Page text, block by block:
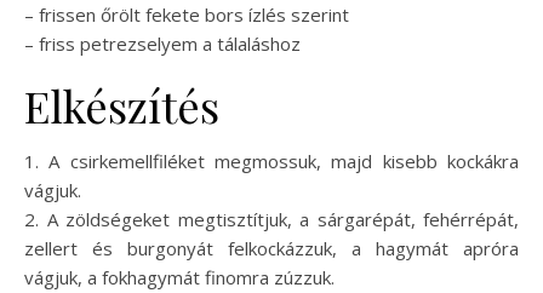
– frissen őrölt fekete bors ízlés szerint
– friss petrezselyem a tálaláshoz
Elkészítés
1. A csirkemellfiléket megmossuk, majd kisebb kockákra
vágjuk.
2. A zöldségeket megtisztítjuk, a sárgarépát, fehérrépát,
zellert és burgonyát felkockázzuk, a hagymát apróra
vágjuk, a fokhagymát finomra zúzzuk.